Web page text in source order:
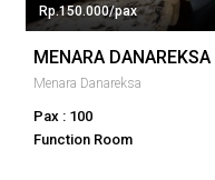
Rp.150.000/pax
MENARA
Menara Danareksa
Pax : 100
Function Room